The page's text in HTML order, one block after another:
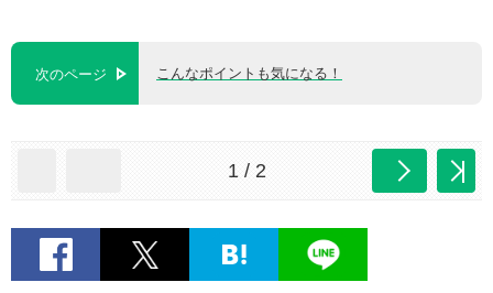
次のページ こんなポイントも気になる！
1 / 2